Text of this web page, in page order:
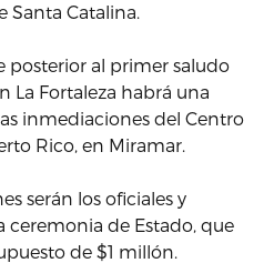
Santa Catalina.
posterior al primer saludo
La Fortaleza habrá una
inmediaciones del Centro
Rico, en Miramar.
serán los oficiales y
ceremonia de Estado, que
de $1 millón.